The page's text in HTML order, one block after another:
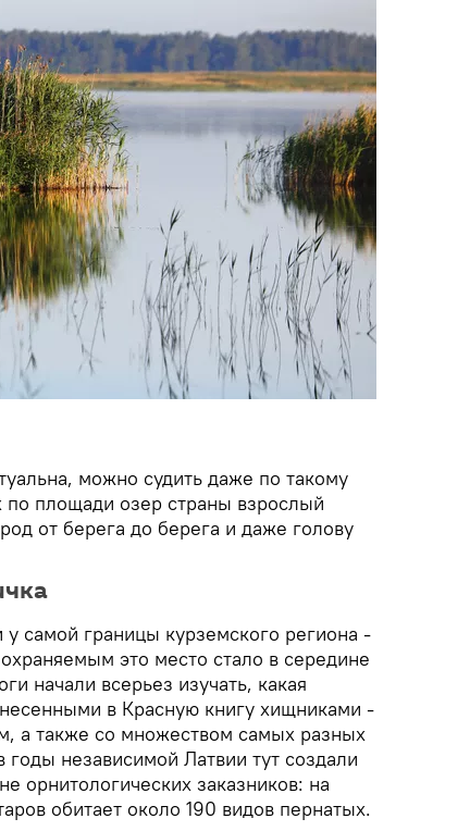
можно судить даже по такому
площади озер страны взрослый
от берега до берега и даже голову
самой границы курземского региона -
это место стало в середине
начали всерьез изучать, какая
в Красную книгу хищниками -
а также со множеством самых разных
годы независимой Латвии тут создали
орнитологических заказников: на
обитает около 190 видов пернатых.